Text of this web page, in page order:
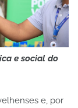
e social do
e, por